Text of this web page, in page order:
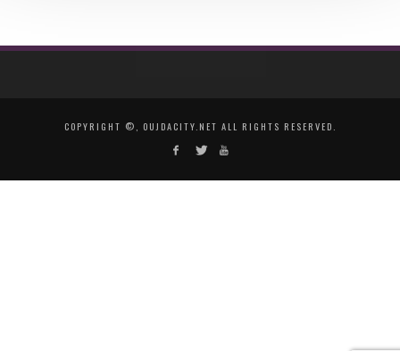
COPYRIGHT ©, OUJDACITY.NET ALL RIGHTS RESERVED.